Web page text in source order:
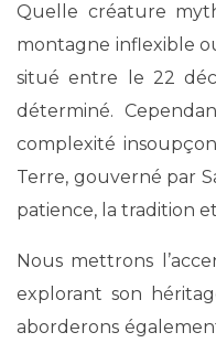
Quelle créature mythologique se cache derrière le dixième signe du zodiaque? Un bouc de
montagne inflexible
situé entre le 22
déterminé.
complexité
Terre, gouverné par
patience, la tradition
Nous mettrons
explorant son
aborderons